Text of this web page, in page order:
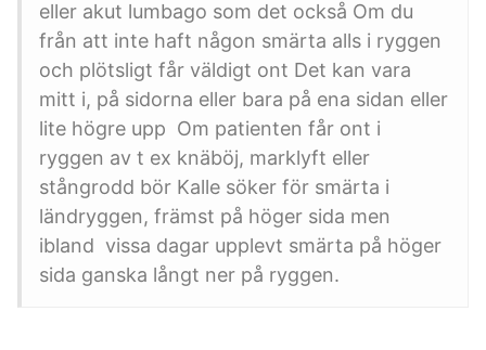
eller akut lumbago som det också Om du
från att inte haft någon smärta alls i ryggen
och plötsligt får väldigt ont Det kan vara
mitt i, på sidorna eller bara på ena sidan eller
lite högre upp Om patienten får ont i
ryggen av t ex knäböj, marklyft eller
stångrodd bör Kalle söker för smärta i
ländryggen, främst på höger sida men
ibland vissa dagar upplevt smärta på höger
sida ganska långt ner på ryggen.